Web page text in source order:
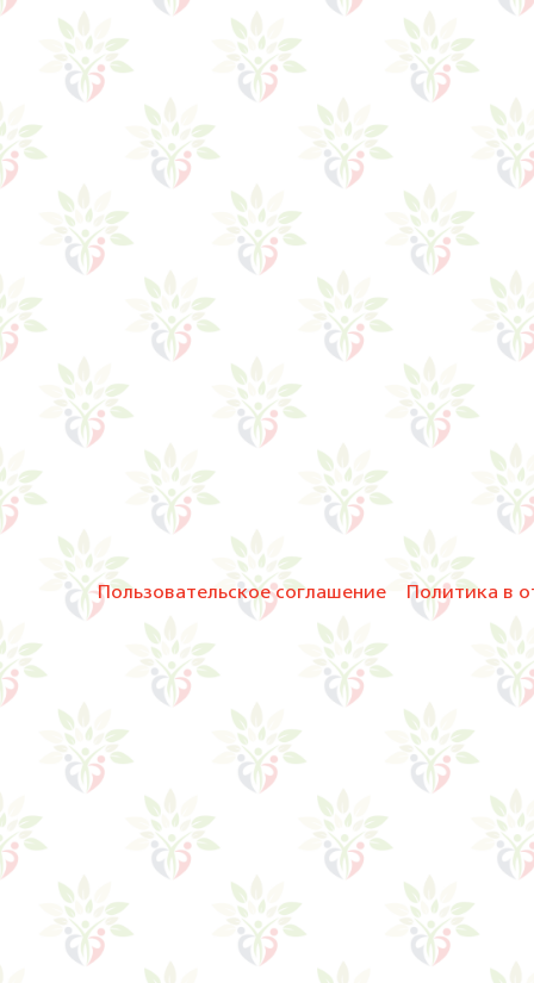
Пользовательское соглашение Политика в